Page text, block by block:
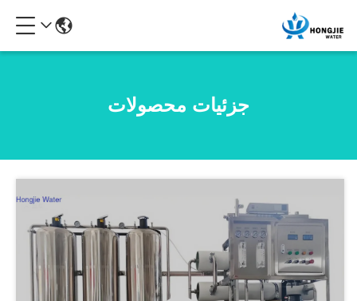
جزئیات محصولات